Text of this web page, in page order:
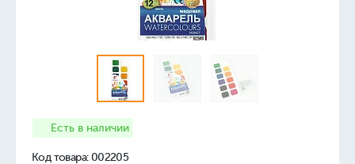
Есть в наличии
Код товара: 002205